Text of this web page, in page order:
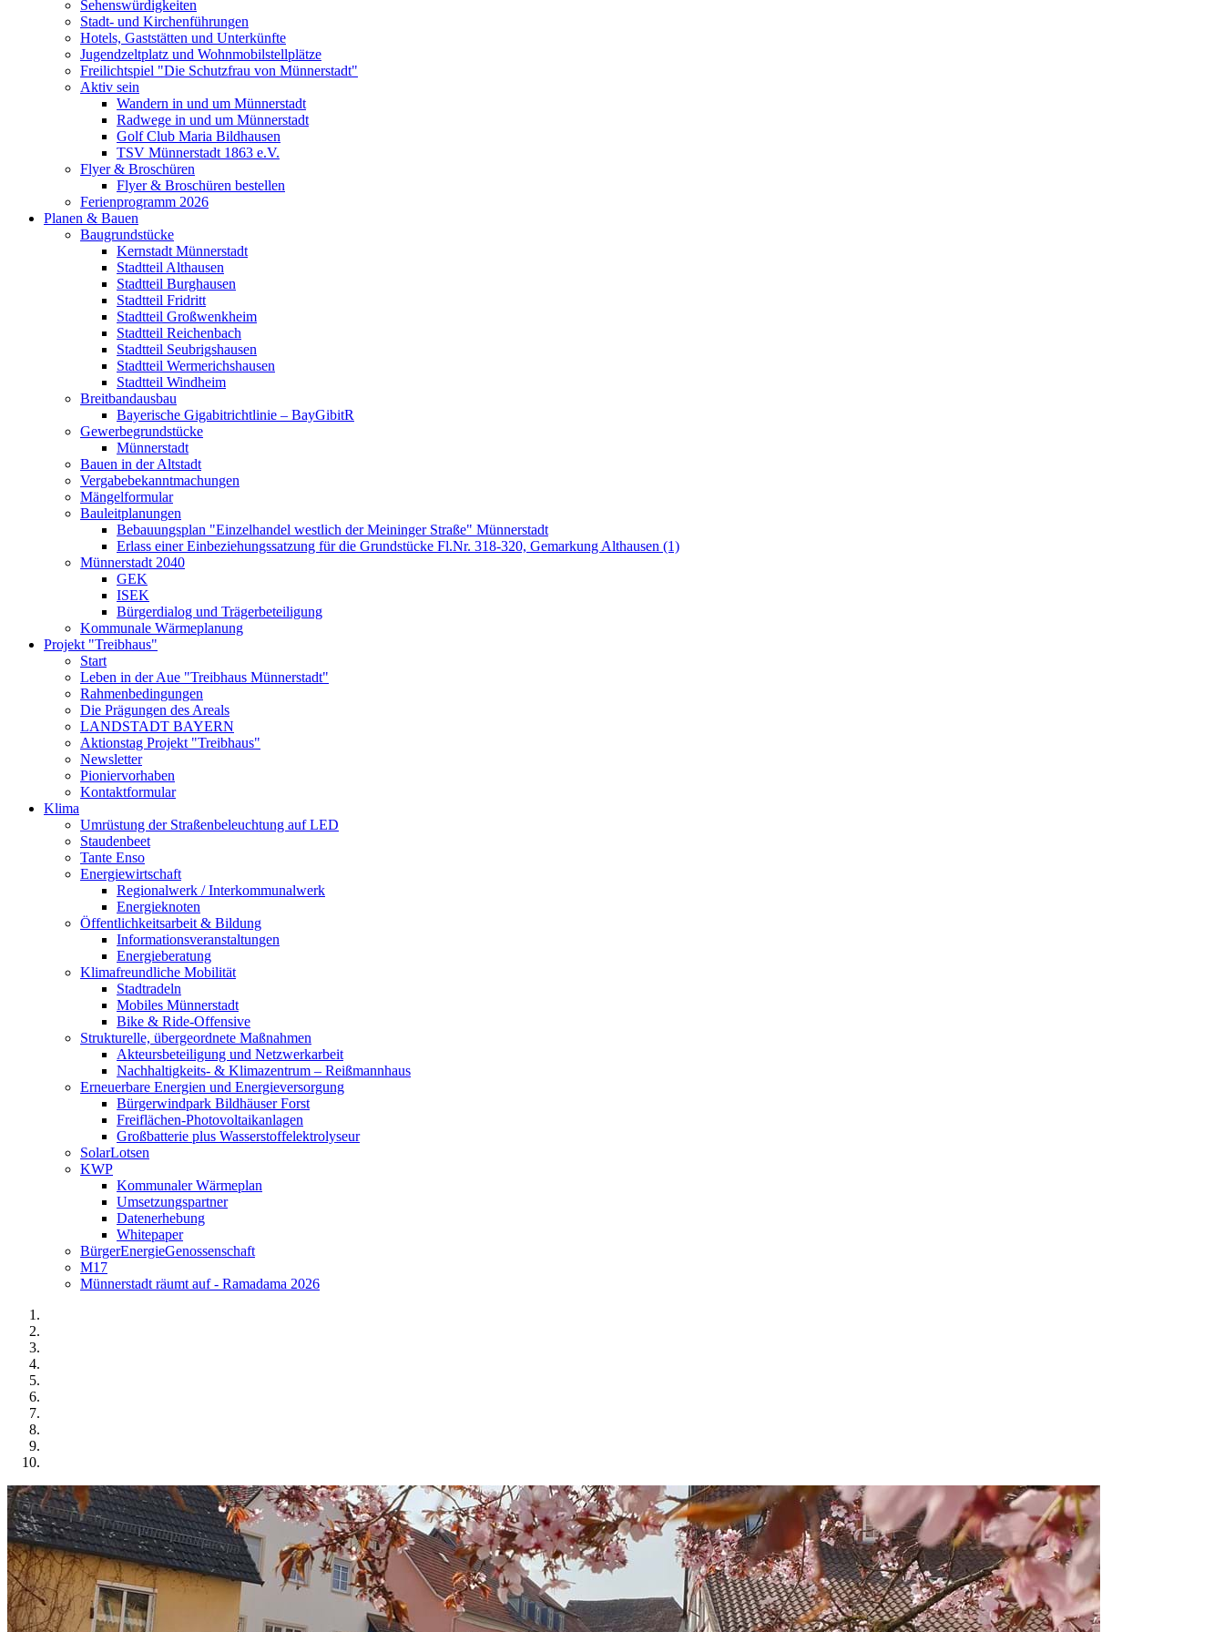
Sehenswürdigkeiten
Stadt- und Kirchenführungen
Hotels, Gaststätten und Unterkünfte
Jugendzeltplatz und Wohnmobilstellplätze
Freilichtspiel "Die Schutzfrau von Münnerstadt"
Aktiv sein
Wandern in und um Münnerstadt
Radwege in und um Münnerstadt
Golf Club Maria Bildhausen
TSV Münnerstadt 1863 e.V.
Flyer & Broschüren
Flyer & Broschüren bestellen
Ferienprogramm 2026
Planen & Bauen
Baugrundstücke
Kernstadt Münnerstadt
Stadtteil Althausen
Stadtteil Burghausen
Stadtteil Fridritt
Stadtteil Großwenkheim
Stadtteil Reichenbach
Stadtteil Seubrigshausen
Stadtteil Wermerichshausen
Stadtteil Windheim
Breitbandausbau
Bayerische Gigabitrichtlinie – BayGibitR
Gewerbegrundstücke
Münnerstadt
Bauen in der Altstadt
Vergabebekanntmachungen
Mängelformular
Bauleitplanungen
Bebauungsplan "Einzelhandel westlich der Meininger Straße" Münnerstadt
Erlass einer Einbeziehungssatzung für die Grundstücke Fl.Nr. 318-320, Gemarkung Althausen (1)
Münnerstadt 2040
GEK
ISEK
Bürgerdialog und Trägerbeteiligung
Kommunale Wärmeplanung
Projekt "Treibhaus"
Start
Leben in der Aue "Treibhaus Münnerstadt"
Rahmenbedingungen
Die Prägungen des Areals
LANDSTADT BAYERN
Aktionstag Projekt "Treibhaus"
Newsletter
Pioniervorhaben
Kontaktformular
Klima
Umrüstung der Straßenbeleuchtung auf LED
Staudenbeet
Tante Enso
Energiewirtschaft
Regionalwerk / Interkommunalwerk
Energieknoten
Öffentlichkeitsarbeit & Bildung
Informationsveranstaltungen
Energieberatung
Klimafreundliche Mobilität
Stadtradeln
Mobiles Münnerstadt
Bike & Ride-Offensive
Strukturelle, übergeordnete Maßnahmen
Akteursbeteiligung und Netzwerkarbeit
Nachhaltigkeits- & Klimazentrum – Reißmannhaus
Erneuerbare Energien und Energieversorgung
Bürgerwindpark Bildhäuser Forst
Freiflächen-Photovoltaikanlagen
Großbatterie plus Wasserstoffelektrolyseur
SolarLotsen
KWP
Kommunaler Wärmeplan
Umsetzungspartner
Datenerhebung
Whitepaper
BürgerEnergieGenossenschaft
M17
Münnerstadt räumt auf - Ramadama 2026